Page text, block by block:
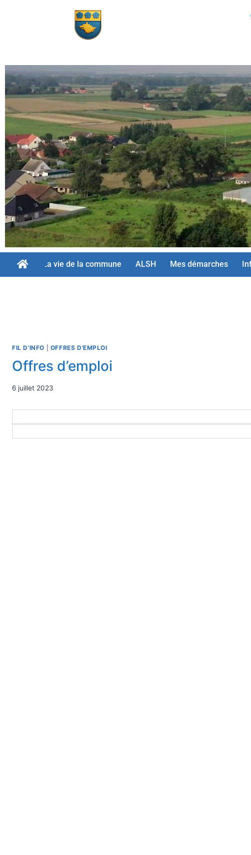
La vie de la commune ALSH Mes démarches
FIL D'INFO OFFRES D'EMPLOI
Offres d’emploi
6 juillet 2023